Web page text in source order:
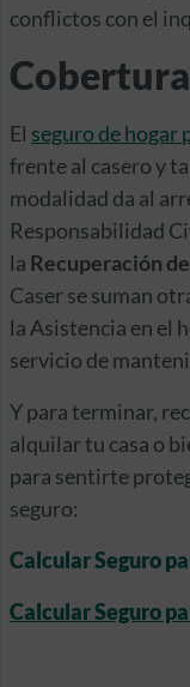
conflictos con el
El seguro de hogar
frente al casero y
modalidad da al
Responsabilidad
la Recuperación
Caser se suman
la Asistencia en el
servicio de
Y para terminar,
alquilar tu casa o
para sentirte
seguro:
Calcular Seguro
Calcular Seguro